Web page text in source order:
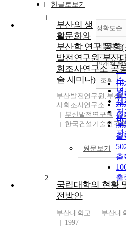
한글로보기
정확도순
정
순
인
순
연
제
저
발
관
내림차순
내
10개씩 출
10
출
20
출
30
출
50
출
출
조회
1
부산의 생
활문화와
부산학 연구 동향
발전연구원·부산
회조사연구소 공
술 세미나)
부산발전연구원 ,부산
사회조사연구소
부산발전연구원
한국건설기술연구
원문보기
2
국립대학의 현황
전방안
부산대학교
부산대
1997